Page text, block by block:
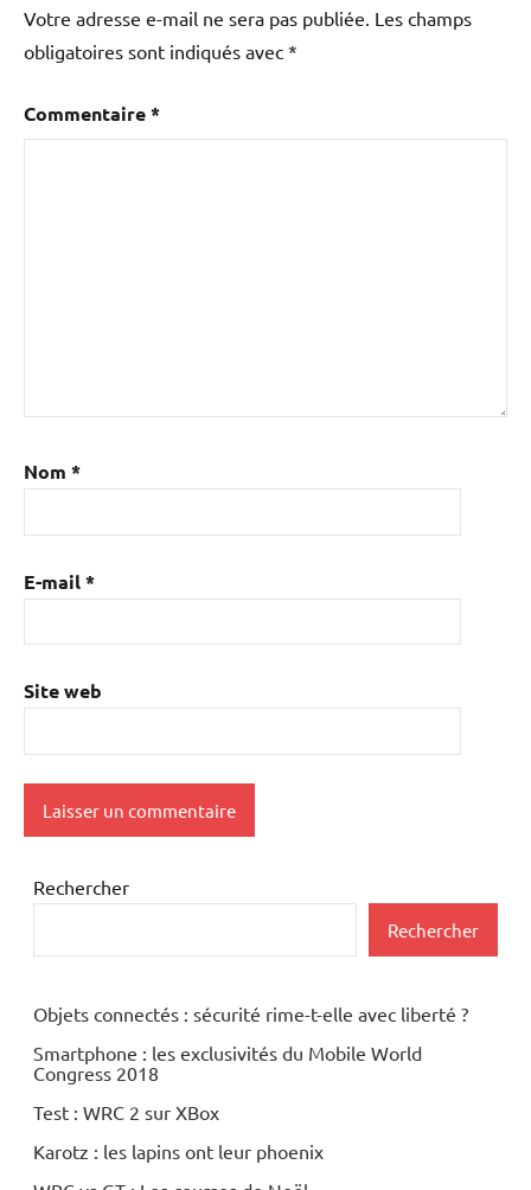
Votre adresse e-mail ne sera pas publiée. Les champs
obligatoires sont indiqués avec *
Commentaire*
Nom *
E-mail*
Site web
Rechercher
Rechercher
Objets connectés : sécurité rime-t-elle avec liberté ?
Smartphone : les exclusivités du Mobile World
Congress 2018
Test : WRC 2 sur XBox
Karotz : les lapins ont leur phoenix